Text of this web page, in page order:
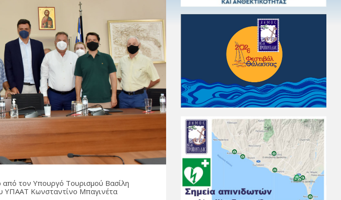
από τον Υπουργό Τουρισμού Βασίλη
ΥΠΑΑΤ Κωνσταντίνο Μπαγινέτα